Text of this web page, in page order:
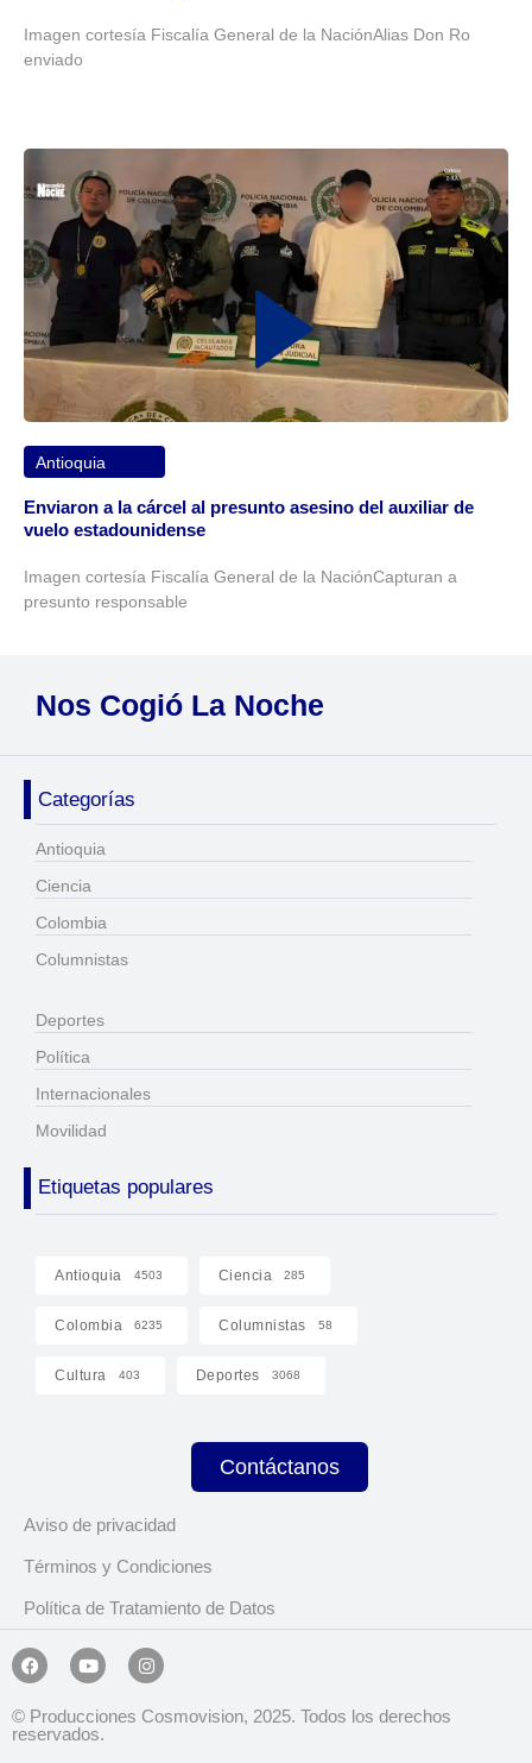
Imagen cortesía Fiscalía General de la NaciónAlias Don Ro
enviado
Antioquia
Enviaron a la cárcel al presunto asesino del auxiliar de
vuelo estadounidense
Imagen cortesía Fiscalía General de la NaciónCapturan a
presunto responsable
Nos Cogió La Noche
Categorías
Antioquia
Ciencia
Colombia
Columnistas
Deportes
Política
Internacionales
Movilidad
Etiquetas populares
Antioquia 4503 Ciencia 285
Colombia 6235 Columnistas 58
Cultura 403 Deportes 3068
Contáctanos
Aviso de privacidad
Términos y Condiciones
Política de Tratamiento de Datos
© Producciones Cosmovision, 2025. Todos los derechos
reservados.